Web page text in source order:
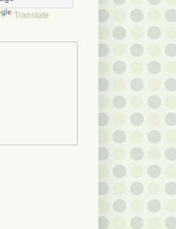
Translate